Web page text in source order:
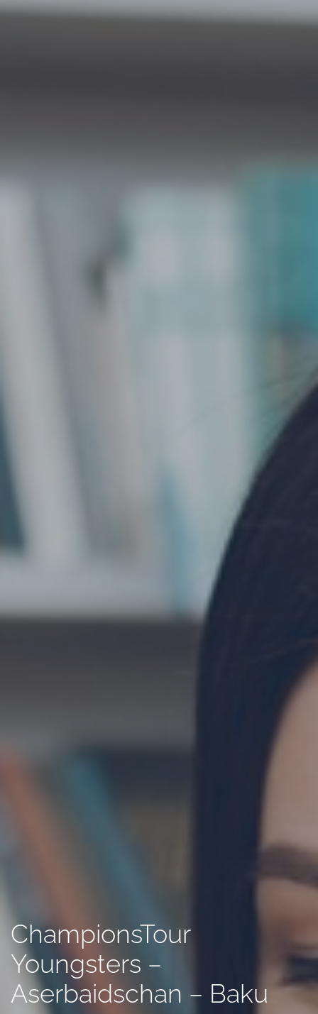
ChampionsTour
Youngsters –
Aserbaidschan – Baku